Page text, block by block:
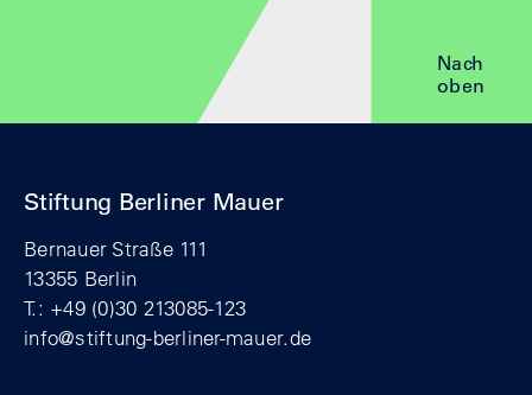
Nach
oben
Stiftung Berliner Mauer
Bernauer Straße 111
13355 Berlin
T.: +49 (0)30 213085-123
info@stiftung-berliner-mauer.de